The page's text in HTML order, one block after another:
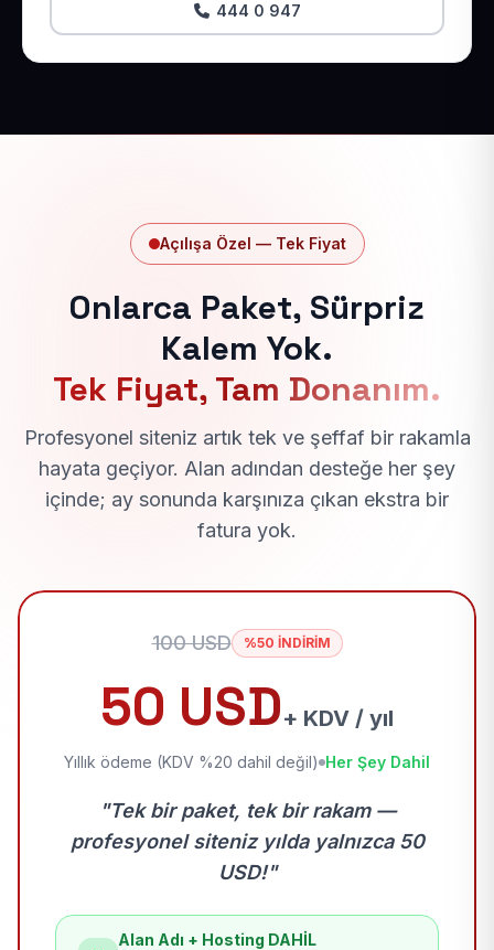
444 0 947
Açılışa Özel — Tek Fiyat
Onlarca Paket, Sürpriz
Kalem Yok.
Tek Fiyat, Tam Donanım.
Profesyonel siteniz artık tek ve şeffaf bir rakamla
hayata geçiyor. Alan adından desteğe her şey
içinde; ay sonunda karşınıza çıkan ekstra bir
fatura yok.
100 USD %50 İNDİRİM
50 USD+ KDV / yıl
Yıllık ödeme (KDV %20 dahil değil) Her Şey Dahil
"Tek bir paket, tek bir rakam —
profesyonel siteniz yılda yalnızca 50
USD!"
Alan Adı + Hosting DAHİL